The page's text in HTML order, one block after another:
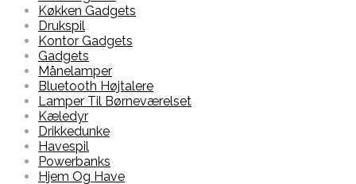
Køkken Gadgets
Drukspil
Kontor Gadgets
Gadgets
Månelamper
Bluetooth Højtalere
Lamper Til Børneværelset
Kæledyr
Drikkedunke
Havespil
Powerbanks
Hjem Og Have